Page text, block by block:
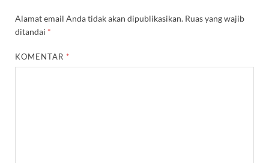
Alamat email Anda tidak akan dipublikasikan. Ruas yang wajib
ditandai *
KOMENTAR *